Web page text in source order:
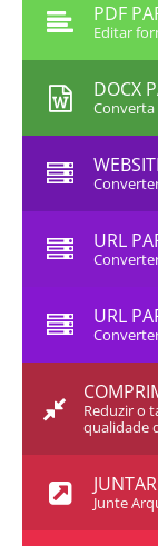
PDF
Editar
DOCX
Converta
URL
URL
Reduzir o
qualidade
JUNTAR
Junte